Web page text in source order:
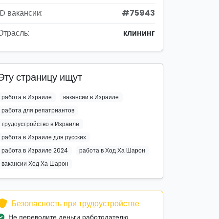
вакансии:
#75943
клининг
страницу ищут
работа в Израиле
вакансии в Израиле
работа для репатриантов
трудоустройство в Израиле
работа в Израиле для русских
работа в Израиле 2024
работа в Ход Ха Шарон
вакансии Ход Ха Шарон
Безопасность при трудоустройстве